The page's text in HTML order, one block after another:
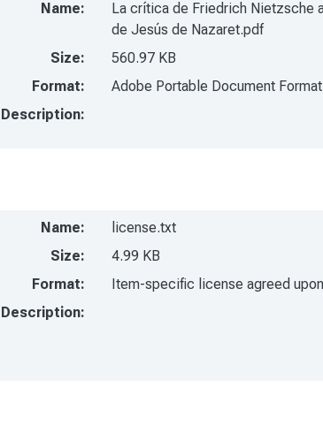
Name:
La crítica de Friedrich Nietzsche
de Jesús de Nazaret.pdf
Size:
560.97 KB
Format:
Adobe Portable Document Format
Description:
Name:
license.txt
Size:
4.99 KB
Format:
Item-specific license agreed
Description: